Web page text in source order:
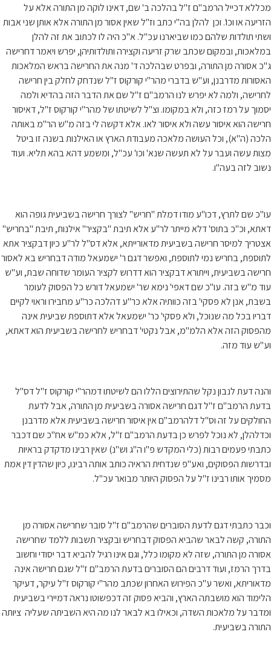
מכללא דכייל הרמב"ם ז"ל בהלכה ב' שם, דאינו לוקה מן התורה אלא על
הזריעה או וכו'. וכן להלן בה"י כתב וז"ל שאין אסור מן התורה אלא אותן שני אבות
ושתי תולדות שלהם כמו שביארנו עכ"ל. א"כ היה לו לכתוב את זה להלן
במלאכות, ובמקום שכתב שרק זריעה וקצירה ותולדותיהן, יפרש ויאמר דחרישה
ג"כ אסורה מן התורה, ובפרט שבהלכה ד' מנה את החרישה בראש המלאכות
האסורות מדרבנן, וע"ש בדברי מהר"י קורקוס ז"ל שנדחק לחלק בין חרישה
לחרישה, ולמה לא יפרש לנו הרמב"ם ז"ל שם את הדבר הזה בהדיא ולמה
יסמוך על רמז כזה, ולא במקומו. וצ"ל לשיטתו של מהר"י קורקוס ז"ל, דאיסור
חרישה הוא איסור עשה ולא איסור לאו. אלא דקשה לי בזה מ"ש הר"מ באותה
הלכה (ה"א), וכל העושה מלאכה מעבודת הארץ או האילנות בשנה זו ביטל
מצות עשה ועבר על לא תעשה שנא' וכו' עכ"ל, ומשמע דהא בהא תליא. ועוד
נשוב לזה בעה"ו.
עו"כ שם לתרץ, דכו"ע מודו דמלת "חריש" לצורך חרישה בשביעית גופה הוא
דאתא, וכ"כ בתוס' דלא מייתר לר"ע אלא תיבת "בקציר" אילנות, תיבת "בחריש"
אצטריך למיסר חרישה בשביעית מדאורייתא, אלא דס"ל לר"ע כיון דבקציר אתא
לתוספת, בחריש נמי לתוספת, ואפשר דגם ר' ישמעאל מודה דבחריש בא לאסור
חרישה בשביעית, וייתורא דבקציר הוא דדרוש לקציר העומר שדוחה שבת, וע"ש
עוד מ"ש בזה. עו"כ שם דאפי' נימא שר' ישמעאל דורש כל הפסוק לעומר
בשבת, אנן לא פסקי' בזה כוותיה אלא כר"ע דהלכה כר"ע מחבירו וראוי לקיים
דבריו בכל מה שנוכל, ולא פסקי' כר' ישמעאל אלא דתוספת שביעית אינה
מהפסוק הזה אלא הלמ"מ, אבל נקטי' דבחריש לחרישה בשביעית הוא דאתא,
וע"ש עוד מזה.
והנה דעת לנבון נקל שהתירוצים הללו הם לשיטתו דמהר"י קורקוס ז"ל דס"ל
בדעת הרמב"ם ז"ל דגם חרישה אסורה בשביעית מן התורה, אבל לדעת
החולקים על זה וס"ל דלהרמב"ם אין איסור חרישה בשביעית אלא מדרבנן
וכדלהלן, לא נוכל לפרש כן בדעת הרמב"ם ז"ל, אלא כמ"ש אח"כ שם דכבר
כתבתי פעמים רבות (כלי המקדש פ"ו ה"ג וש"נ) שאין רבינו מדקדק בראיות
ובדרשות הפסוקים, ואע"פ שנדחית הראיה כותב אותה רבינו, כיון שהדין דין אמת
מסמיך אותו רבינו ז"ל על הפסוק היותר מבואר עכ"ל.
וכבר כתבתי דגם לדעת הסוברים שהרמב"ם ז"ל סובר שחרישה אסורה מן
התורה, קשה לבאר שהביא הפסוק דבחריש ובקציר תשבות ללמד שחרישה
אסורה מן התורה, שזה לא מקומו כלל, וגם אינו רגיל להביא דבר יסודי וחשוב
בדרך הרמז, ועוד דרבים הם הסוברים בדעת הרמב"ם ז"ל שגם חרישה אינה
מדאוריתא, ואשר ע"כ הפירוש האחרון שכתב מהר"י קורקוס ז"ל עיקר, דעיקר
הלימוד הוא מושבתה הארץ, והביא פסוק זה דכפשוטו נראה דמיירי בשביעית
ומדבר על מלאכות השדה, וכאילו בא לבאר לנו מה היא השביתה שעליה ציותה
התורה בשביעית.